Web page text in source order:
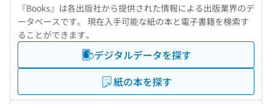
『Books』は各出版社から提供された情報による出版業界のデ
ータベースです。 現在入手可能な紙の本と電子書籍を検索す
ることができます。
デジタルデータを探す
紙の本を探す